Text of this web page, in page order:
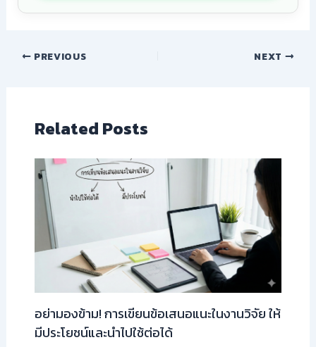
PREVIOUS NEXT
Related Posts
อย่ามองข้าม! การเขียนข้อเสนอแนะในงานวิจัย ให้
มีประโยชน์และนำไปใช้ต่อได้